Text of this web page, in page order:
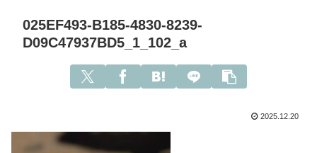
025EF493-B185-4830-8239-
D09C47937BD5_1_102_a
2025.12.20